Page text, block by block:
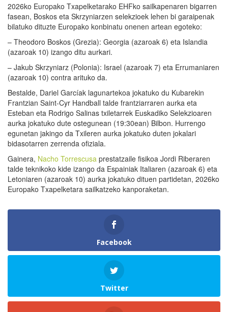
2026ko Europako Txapelketarako EHFko sailkapenaren bigarren
fasean, Boskos eta Skrzyniarzen selekzioek lehen bi garaipenak
bilatuko dituzte Europako konbinatu onenen artean egoteko:
– Theodoro Boskos (Grezia): Georgia (azaroak 6) eta Islandia
(azaroak 10) izango ditu aurkari.
– Jakub Skrzyniarz (Polonia): Israel (azaroak 7) eta Errumaniaren
(azaroak 10) contra arituko da.
Bestalde, Dariel Garcíak lagunartekoa jokatuko du Kubarekin
Frantzian Saint-Cyr Handball talde frantziarraren aurka eta
Esteban eta Rodrigo Salinas txiletarrek Euskadiko Selekzioaren
aurka jokatuko dute ostegunean (19:30ean) Bilbon. Hurrengo
egunetan jakingo da Txileren aurka jokatuko duten jokalari
bidasotarren zerrenda ofiziala.
Gainera, Nacho Torrescusa prestatzaile fisikoa Jordi Riberaren
talde teknikoko kide izango da Espainiak Italiaren (azaroak 6) eta
Letoniaren (azaroak 10) aurka jokatuko dituen partidetan, 2026ko
Europako Txapelketara sailkatzeko kanporaketan.
Facebook
Twitter